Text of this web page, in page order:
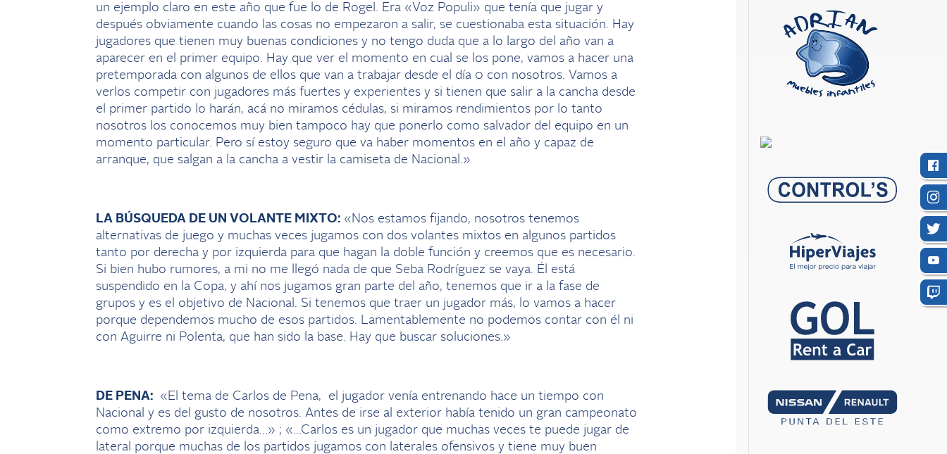
un ejemplo claro en este año que fue lo de Rogel. Era «Voz Populi» que tenía que jugar y
después obviamente cuando las cosas no empezaron a salir, se cuestionaba esta situación. Hay
jugadores que tienen muy buenas condiciones y no tengo duda que a lo largo del año van a
aparecer en el primer equipo. Hay que ver el momento en cual se los pone, vamos a hacer una
pretemporada con algunos de ellos que van a trabajar desde el día 0 con nosotros. Vamos a
verlos competir con jugadores más fuertes y experientes y si tienen que salir a la cancha desde
el primer partido lo harán, acá no miramos cédulas, si miramos rendimientos por lo tanto
nosotros los conocemos muy bien tampoco hay que ponerlo como salvador del equipo en un
momento particular. Pero sí estoy seguro que va haber momentos en el año y capaz de
arranque, que salgan a la cancha a vestir la camiseta de Nacional.»
LA BÚSQUEDA DE UN VOLANTE MIXTO:«Nos estamos fijando, nosotros tenemos
alternativas de juego y muchas veces jugamos con dos volantes mixtos en algunos partidos
tanto por derecha y por izquierda para que hagan la doble función y creemos que es necesario.
Si bien hubo rumores, a mi no me llegó nada de que Seba Rodríguez se vaya. Él está
suspendido en la Copa, y ahí nos jugamos gran parte del año, tenemos que ir a la fase de
grupos y es el objetivo de Nacional. Si tenemos que traer un jugador más, lo vamos a hacer
porque dependemos mucho de esos partidos. Lamentablemente no podemos contar con él ni
con Aguirre ni Polenta, que han sido la base. Hay que buscar soluciones.»
DE PENA:«El tema de Carlos de Pena, el jugador venía entrenando hace un tiempo con
Nacional y es del gusto de nosotros. Antes de irse al exterior había tenido un gran campeonato
como extremo por izquierda…» ; «…Carlos es un jugador que muchas veces te puede jugar de
lateral porque muchas de los partidos jugamos con laterales ofensivos y tiene muy buen